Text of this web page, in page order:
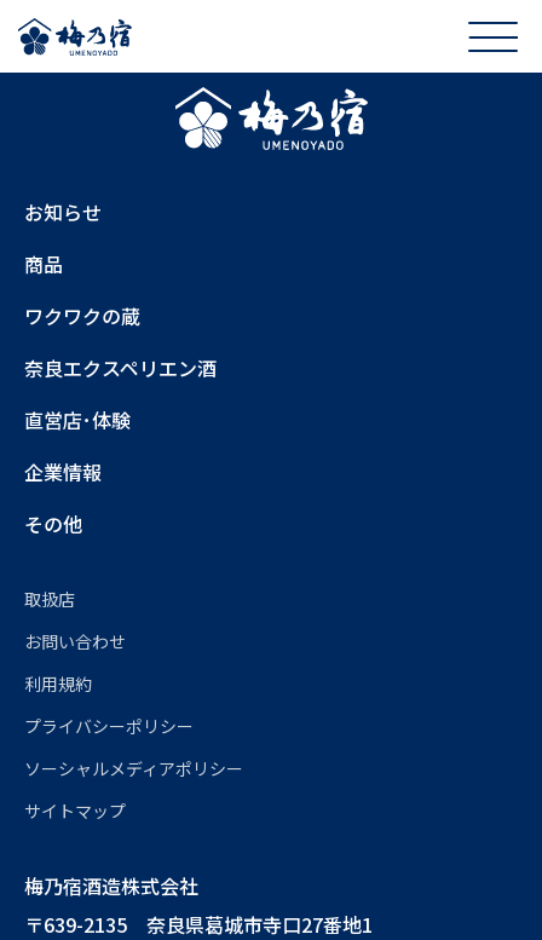
お知らせ
商品
ワクワクの蔵
奈良エクスペリエン酒
直営店･体験
企業情報
その他
取扱店
お問い合わせ
利用規約
プライバシーポリシー
ソーシャルメディアポリシー
サイトマップ
梅乃宿酒造株式会社
〒639-2135 奈良県葛城市寺口27番地1